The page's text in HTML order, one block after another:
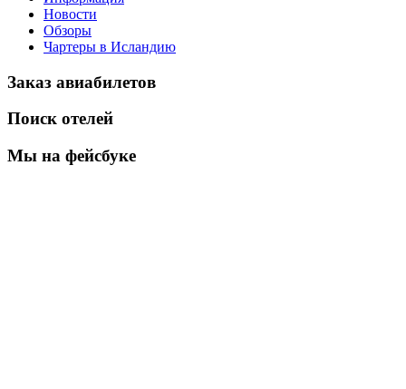
Новости
Обзоры
Чартеры в Исландию
Заказ авиабилетов
Поиск отелей
Мы на фейсбуке